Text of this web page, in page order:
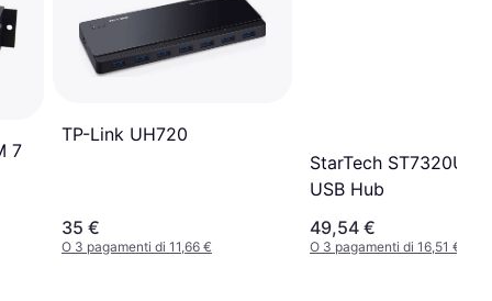
7
TP-Link UH720
35 €
O 3 pagamenti di 11,66 €
StarTech
USB Hub
49,54 €
O 3 pagamenti di 16,51 €